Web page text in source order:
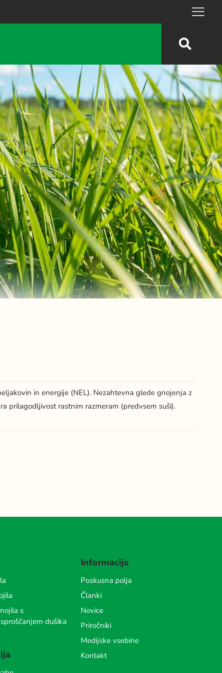
in energije (NEL). Nezahtevna glede gnojenja z
prilagodljivost rastnim razmeram (predvsem suši).
s
dušika
Informacije
Poskusna polja
Članki
Novice
Priročniki
Medijske vsebine
Kontakt